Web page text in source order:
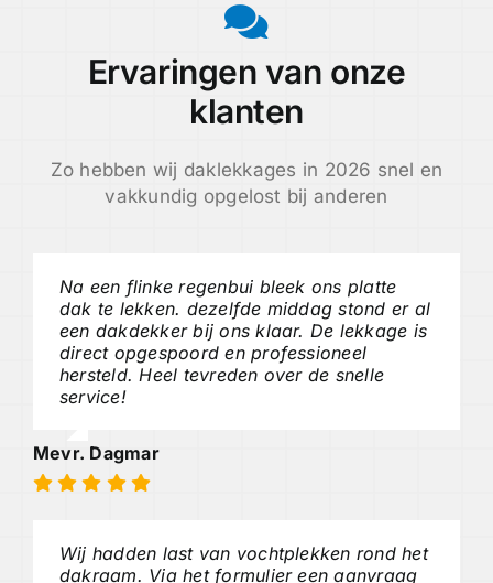
Ervaringen van onze
klanten
Zo hebben wij daklekkages in 2026 snel en
vakkundig opgelost bij anderen
Na een flinke regenbui bleek ons platte
dak te lekken. dezelfde middag stond er al
een dakdekker bij ons klaar. De lekkage is
direct opgespoord en professioneel
hersteld. Heel tevreden over de snelle
service!
Mevr. Dagmar
Wij hadden last van vochtplekken rond het
dakraam. Via het formulier een aanvraag